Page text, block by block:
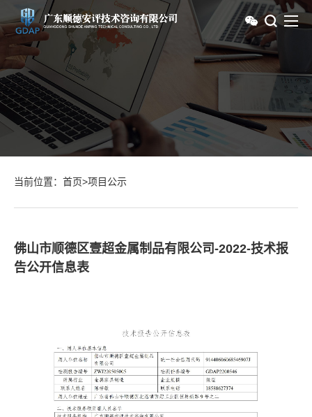
当前位置： 首页>项目公示
佛山市顺德区壹超金属制品有限公司-2022-技术报
告公开信息表